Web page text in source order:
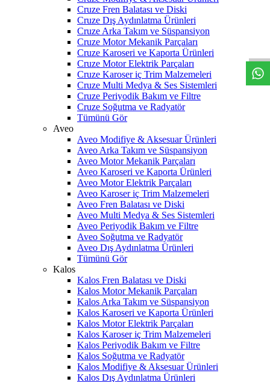
Cruze Fren Balatası ve Diski
Cruze Dış Aydınlatma Ürünleri
Cruze Arka Takım ve Süspansiyon
Cruze Motor Mekanik Parçaları
Cruze Karoseri ve Kaporta Ürünleri
Cruze Motor Elektrik Parçaları
Cruze Karoser iç Trim Malzemeleri
Cruze Multi Medya & Ses Sistemleri
Cruze Periyodik Bakım ve Filtre
Cruze Soğutma ve Radyatör
Tümünü Gör
Aveo
Aveo Modifiye & Aksesuar Ürünleri
Aveo Arka Takım ve Süspansiyon
Aveo Motor Mekanik Parçaları
Aveo Karoseri ve Kaporta Ürünleri
Aveo Motor Elektrik Parçaları
Aveo Karoser iç Trim Malzemeleri
Aveo Fren Balatası ve Diski
Aveo Multi Medya & Ses Sistemleri
Aveo Periyodik Bakım ve Filtre
Aveo Soğutma ve Radyatör
Aveo Dış Aydınlatma Ürünleri
Tümünü Gör
Kalos
Kalos Fren Balatası ve Diski
Kalos Motor Mekanik Parçaları
Kalos Arka Takım ve Süspansiyon
Kalos Karoseri ve Kaporta Ürünleri
Kalos Motor Elektrik Parçaları
Kalos Karoser iç Trim Malzemeleri
Kalos Periyodik Bakım ve Filtre
Kalos Soğutma ve Radyatör
Kalos Modifiye & Aksesuar Ürünleri
Kalos Dış Aydınlatma Ürünleri